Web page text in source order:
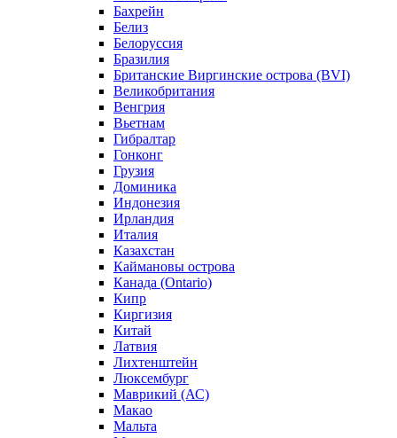
Бахрейн
Белиз
Белоруссия
Бразилия
Британские Виргинские острова (BVI)
Великобритания
Венгрия
Вьетнам
Гибралтар
Гонконг
Грузия
Доминика
Индонезия
Ирландия
Италия
Казахстан
Каймановы острова
Канада (Ontario)
Кипр
Киргизия
Китай
Латвия
Лихтенштейн
Люксембург
Маврикий (АС)
Макао
Мальта